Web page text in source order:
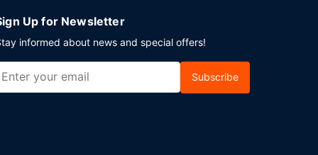
Up for Newsletter
informed about news and special offers!
Subscribe